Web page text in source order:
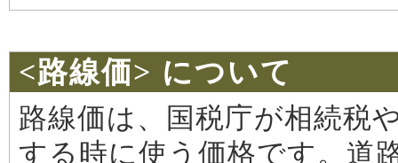
<路線価> について
路線価は、国税庁が相続税
する時に使う価格です。道